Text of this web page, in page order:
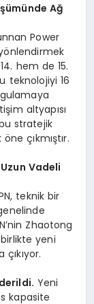
Ağ
Power
hem de 15.
teknolojiyi 16
altyapısı
stratejik
çıkmıştır.
Vadeli
teknik bir
Zhaotong
birlikte yeni
Yeni
s kapasite